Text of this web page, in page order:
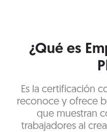
¿Qué es
Es la certificación
reconoce y ofrece
que muestran
trabajadores al